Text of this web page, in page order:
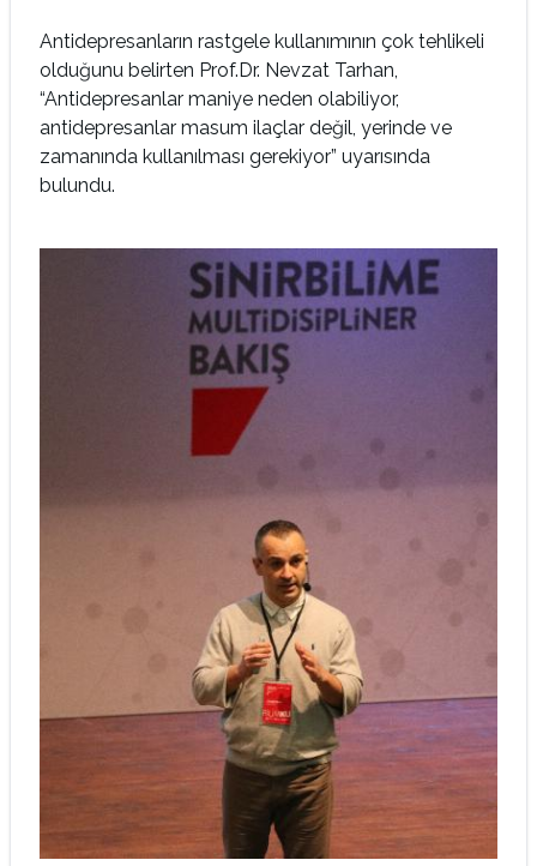
Antidepresanların rastgele kullanımının çok tehlikeli
olduğunu belirten Prof.Dr. Nevzat Tarhan,
“Antidepresanlar maniye neden olabiliyor,
antidepresanlar masum ilaçlar değil, yerinde ve
zamanında kullanılması gerekiyor” uyarısında
bulundu.